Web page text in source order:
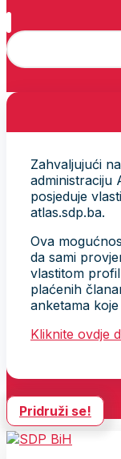
Zahvaljujući
administraciju
posjeduje
atlas.sdp.ba.
Ova
da sami
vlastitom
plaćenih
anketama
Kliknite ovdje
Pridruži se!